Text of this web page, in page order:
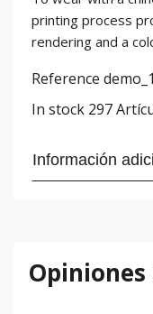
printing process
rendering and a
Reference demo_1
In stock 297
Información